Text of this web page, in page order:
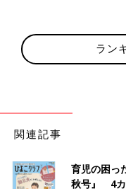
ラン
関連記事
育児の困っ
秋号』 4カ